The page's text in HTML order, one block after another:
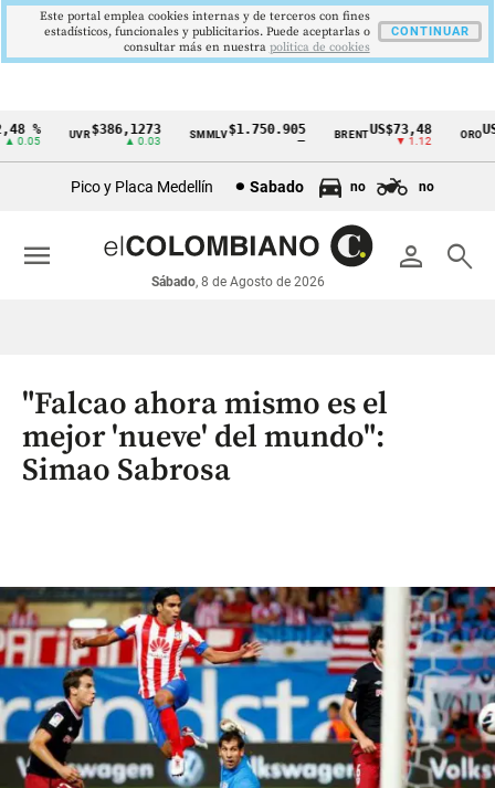
Cintillo
económicos
Colombia
% UVR$386,1273
▲ 0.03
SMMLV$1.750.905 BRENTUS$73,48
▼ 1.12
ORO
Pico y Placa Medellín Sabado no no
person search
Sábado, 8 de Agosto de 2026
menu
"Falcao ahora mismo es el
mejor 'nueve' del mundo":
Simao Sabrosa
Este portal emplea cookies internas y de terceros con fines
estadísticos, funcionales y publicitarios. Puede aceptarlas o
consultar más en nuestra politica de cookies
CONTINUAR